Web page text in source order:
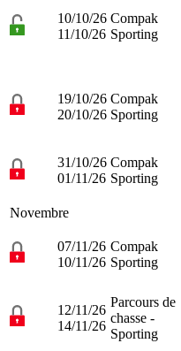
10/10/26
11/10/26
Compak
Sporting
19/10/26
20/10/26
Compak
Sporting
31/10/26
01/11/26
Compak
Sporting
Novembre
07/11/26
10/11/26
Compak
Sporting
12/11/26
14/11/26
Parcours de
chasse -
Sporting